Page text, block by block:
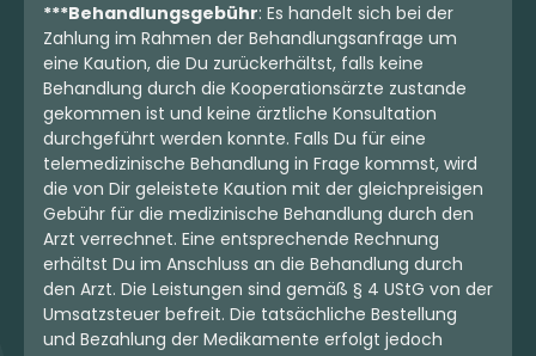
***Behandlungsgebühr: Es handelt sich bei der
Zahlung im Rahmen der Behandlungsanfrage um
eine Kaution, die Du zurückerhältst, falls keine
Behandlung durch die Kooperationsärzte zustande
gekommen ist und keine ärztliche Konsultation
durchgeführt werden konnte. Falls Du für eine
telemedizinische Behandlung in Frage kommst, wird
die von Dir geleistete Kaution mit der gleichpreisigen
Gebühr für die medizinische Behandlung durch den
Arzt verrechnet. Eine entsprechende Rechnung
erhältst Du im Anschluss an die Behandlung durch
den Arzt. Die Leistungen sind gemäß § 4 UStG von der
Umsatzsteuer befreit. Die tatsächliche Bestellung
und Bezahlung der Medikamente erfolgt jedoch